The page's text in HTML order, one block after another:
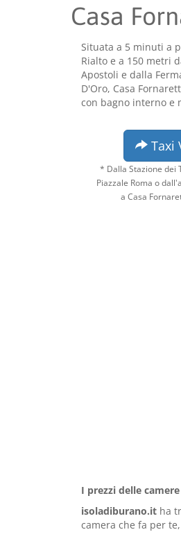
Casa
Situata a 5 minuti a
Rialto e a 150 metri
Apostoli e dalla
D'Oro, Casa
con bagno interno e
Taxi
* Dalla Stazione dei
Piazzale Roma o
a Casa
I prezzi delle
isoladiburano.it ha
camera che fa per